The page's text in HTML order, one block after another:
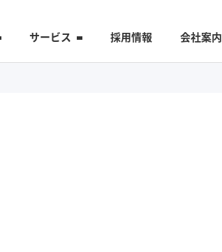
サービス 採用情報 会社案内